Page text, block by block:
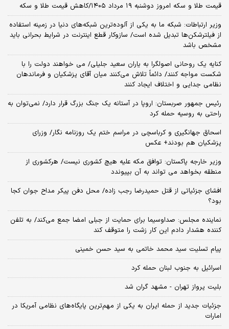
قیمت طلا و سکه امروز دوشنبه ۱۹ مرداد ۱۴۰۵/کاهش قیمت طلا و سکه
وزیر ارتباطات: شبکه ما به یکی از آلوده‌ترین شبکه‌های دنیا در زمینه استفاده
از فیلترشکن‌ها تبدیل شده است/ سازوکار قطع اینترنت در شرایط بحرانی باید
مشخص باشد
کنایه یک روحانی اصولگرا به یاران سعید جلیلی/ می خواهند دولت را با
شکست مواجه کنند/ دائماً تلاش می‌کنند میان آقای پزشکیان و فرماندهان
نظامی جدایی و اختلاف ایجاد کنند
رئیس جمهور صربستان: اروپا در آستانه یک جنگ بزرگ قرار دارد/ نمی‌توان به
راحتی به روسیه حمله کرد
اسحاق جهانگیری و کرباسچی در مراسم ختم یک روزنامه نگار/ وزرای
پزشکیان هم بودند+ عکس
وزیر خارجه پاکستان: توافق مکه علیه هیچ کشوری نیست/ هرکشوری از
منطقه بخواهد می تواند به آن بپیوندد
افشای جزئیاتی از قتل حمیدرضا رجب زاده/ محل دفن پیکر مداح جوان کجا
بود؟
نماینده مجلس: صداوسیما برای حمایت از جبلی امضا جمع می‌کند/ به تلفن
کننده هشدار دادم این کار زشت را متوقف کند
پیام تسلیت سید محمد خاتمی به سید حسن خمینی
اسرائیل به جنوب لبنان حمله کرد
بلیت پرواز تهران - مشهد گران شد
جزئیات جدید از حمله ایران به یکی از مهم‌ترین پایگاه‌های نظامی آمریکا در
امارات